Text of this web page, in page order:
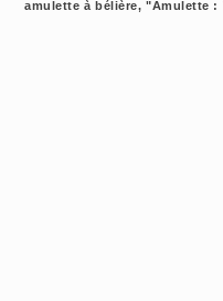
amulette à bélière, "Amulette :